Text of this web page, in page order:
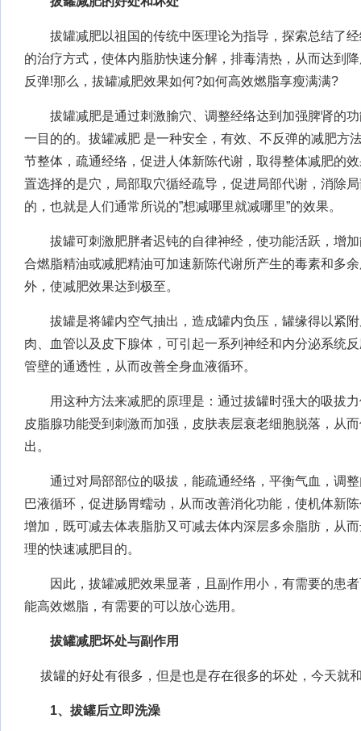
拔罐减肥以祖国的传统中医理论为指导，探索总结了经
的治疗方式，使体内脂肪快速分解，排毒清热，从而达到
反弹!那么，拔罐减肥效果如何?如何高效燃脂享瘦满满?
拔罐减肥是通过刺激腧穴、调整经络达到加强脾肾的功
一目的的。拔罐减肥 是一种安全，有效、不反弹的减肥方
节整体，疏通经络，促进人体新陈代谢，取得整体减肥的
置选择的是穴，局部取穴循经疏导，促进局部代谢，消除
的，也就是人们通常所说的”想减哪里就减哪里”的效果。
拔罐可刺激肥胖者迟钝的自律神经，使功能活跃，增加
合燃脂精油或减肥精油可加速新陈代谢所产生的毒素和多
外，使减肥效果达到极至。
拔罐是将罐内空气抽出，造成罐内负压，罐缘得以紧附
肉、血管以及皮下腺体，可引起一系列神经和内分泌系统
管壁的通透性，从而改善全身血液循环。
用这种方法来减肥的原理是：通过拔罐时强大的吸拔力
皮脂腺功能受到刺激而加强，皮肤表层衰老细胞脱落，从
出。
通过对局部部位的吸拔，能疏通经络，平衡气血，调整
巴液循环，促进肠胃蠕动，从而改善消化功能，使机体新
增加，既可减去体表脂肪又可减去体内深层多余脂肪，从
理的快速减肥目的。
因此，拔罐减肥效果显著，且副作用小，有需要的患者
能高效燃脂，有需要的可以放心选用。
拔罐减肥坏处与副作用
拔罐的好处有很多，但是也是存在很多的坏处，今天就
1、拔罐后立即洗澡